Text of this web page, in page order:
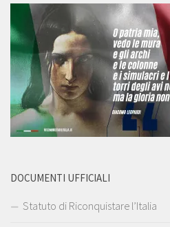
DOCUMENTI UFFICIALI
Statuto di Riconquistare l’Italia